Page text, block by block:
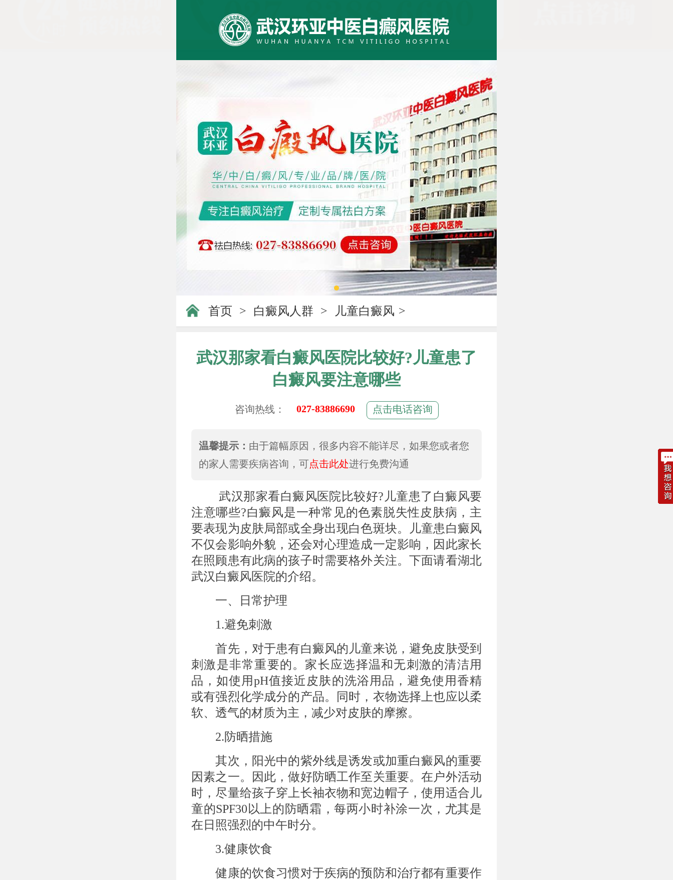
首页 > 白癜风人群 > 儿童白癜风 >
武汉那家看白癜风医院比较好?儿童患了
白癜风要注意哪些
咨询热线： 027-83886690 点击电话咨询
温馨提示： 由于篇幅原因，很多内容不能详尽，如果您或者您
的家人需要疾病咨询，可点击此处进行免费沟通
武汉那家看白癜风医院比较好?儿童患了白癜风要
注意哪些?白癜风是一种常见的色素脱失性皮肤病，主
要表现为皮肤局部或全身出现白色斑块。儿童患白癜风
不仅会影响外貌，还会对心理造成一定影响，因此家长
在照顾患有此病的孩子时需要格外关注。下面请看湖北
武汉白癜风医院的介绍。
一、日常护理
1.避免刺激
首先，对于患有白癜风的儿童来说，避免皮肤受到
刺激是非常重要的。家长应选择温和无刺激的清洁用
品，如使用pH值接近皮肤的洗浴用品，避免使用香精
或有强烈化学成分的产品。同时，衣物选择上也应以柔
软、透气的材质为主，减少对皮肤的摩擦。
2.防晒措施
其次，阳光中的紫外线是诱发或加重白癜风的重要
因素之一。因此，做好防晒工作至关重要。在户外活动
时，尽量给孩子穿上长袖衣物和宽边帽子，使用适合儿
童的SPF30以上的防晒霜，每两小时补涂一次，尤其是
在日照强烈的中午时分。
3.健康饮食
健康的饮食习惯对于疾病的预防和治疗都有重要作